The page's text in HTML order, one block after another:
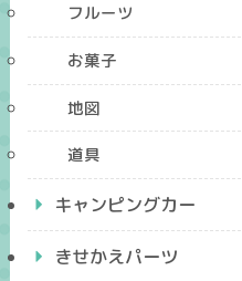
フルーツ
お菓子
地図
道具
キャンピングカー
きせかえパーツ